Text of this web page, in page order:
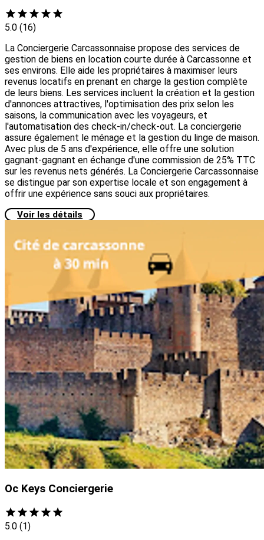
5.0 (16)
La Conciergerie Carcassonnaise propose des services de
gestion de biens en location courte durée à Carcassonne et
ses environs. Elle aide les propriétaires à maximiser leurs
revenus locatifs en prenant en charge la gestion complète
de leurs biens. Les services incluent la création et la gestion
d'annonces attractives, l'optimisation des prix selon les
saisons, la communication avec les voyageurs, et
l'automatisation des check-in/check-out. La conciergerie
assure également le ménage et la gestion du linge de maison.
Avec plus de 5 ans d'expérience, elle offre une solution
gagnant-gagnant en échange d'une commission de 25% TTC
sur les revenus nets générés. La Conciergerie Carcassonnaise
se distingue par son expertise locale et son engagement à
offrir une expérience sans souci aux propriétaires.
Voir les détails
Oc Keys Conciergerie
5.0 (1)